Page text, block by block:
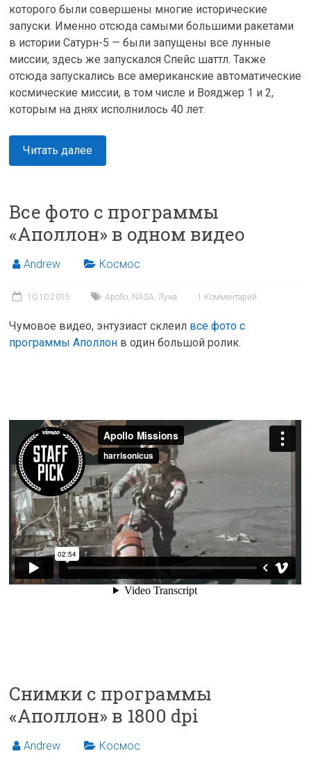
которого были совершены многие исторические
запуски. Именно отсюда самыми большими ракетами
в истории Сатурн-5 — были запущены все лунные
миссии, здесь же запускался Спейс шаттл. Также
отсюда запускались все американские автоматические
космические миссии, в том числе и Вояджер 1 и 2,
которым на днях исполнилось 40 лет.
Читать далее
Все фото с программы
«Аполлон» в одном видео
Andrew Космос
10.10.2015 Apollo, NASA,Луна 1 Комментарий
Чумовое видео, энтузиаст склеил все фото с
программы Аполлон в один большой ролик.
Снимки с программы
«Аполлон» в 1800 dpi
Andrew Космос